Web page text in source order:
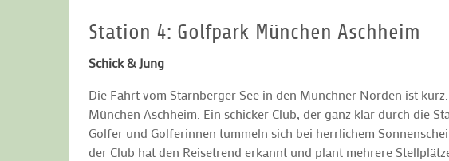
Station 4: Golfpark München Aschheim
Schick & Jung
Die Fahrt vom Starnberger See in den Münchner Norden ist
München Aschheim. Ein schicker Club, der ganz klar durch die
Golfer und Golferinnen tummeln sich bei herrlichem
der Club hat den Reisetrend erkannt und plant mehrere